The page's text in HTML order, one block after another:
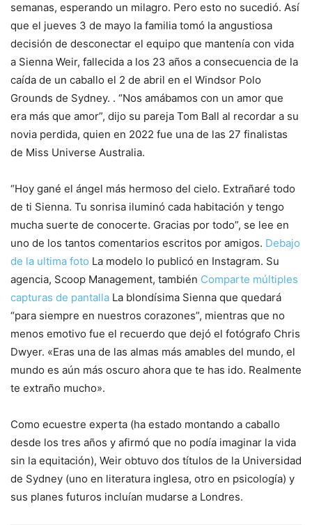
semanas, esperando un milagro. Pero esto no sucedió. Así
que el jueves 3 de mayo la familia tomó la angustiosa
decisión de desconectar el equipo que mantenía con vida
a Sienna Weir, fallecida a los 23 años a consecuencia de la
caída de un caballo el 2 de abril en el Windsor Polo
Grounds de Sydney. . “Nos amábamos con un amor que
era más que amor”, dijo su pareja Tom Ball al recordar a su
novia perdida, quien en 2022 fue una de las 27 finalistas
de Miss Universe Australia.
“Hoy gané el ángel más hermoso del cielo. Extrañaré todo
de ti Sienna. Tu sonrisa iluminó cada habitación y tengo
mucha suerte de conocerte. Gracias por todo”, se lee en
uno de los tantos comentarios escritos por amigos. Debajo
de la ultima foto La modelo lo publicó en Instagram. Su
agencia, Scoop Management, también Comparte múltiples
capturas de pantalla La blondísima Sienna que quedará
“para siempre en nuestros corazones”, mientras que no
menos emotivo fue el recuerdo que dejó el fotógrafo Chris
Dwyer. «Eras una de las almas más amables del mundo, el
mundo es aún más oscuro ahora que te has ido. Realmente
te extraño mucho».
Como ecuestre experta (ha estado montando a caballo
desde los tres años y afirmó que no podía imaginar la vida
sin la equitación), Weir obtuvo dos títulos de la Universidad
de Sydney (uno en literatura inglesa, otro en psicología) y
sus planes futuros incluían mudarse a Londres.